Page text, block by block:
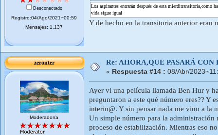
Desconectado
Registro:04/Ago/2021~00:59
Mensajes: 1.137
Los aspirantes entrarán después de esta mierditransitoria,como
vida sigue igual
Y de hecho en la transitoria anterior eran
zeronter
Moderador/a
Re: AHORA,QUE PASARÁ
« Respuesta #14 : 08/Abr/
Ayer vi una película llamada Ben Hur y
preguntaron a este qué número eres?? Y
interin@. Y sin pensar nada me vino a la
Un simple número para la
proceso de estabilización. Mientras eso